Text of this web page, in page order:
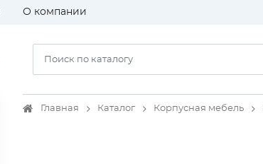
О компании
Главная Каталог Корпусная мебель